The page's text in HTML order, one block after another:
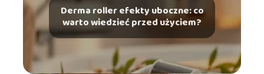
Derma roller efekty uboczne: co
warto wiedzieć przed użyciem?